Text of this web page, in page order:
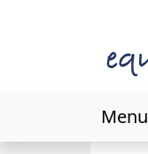
Menu